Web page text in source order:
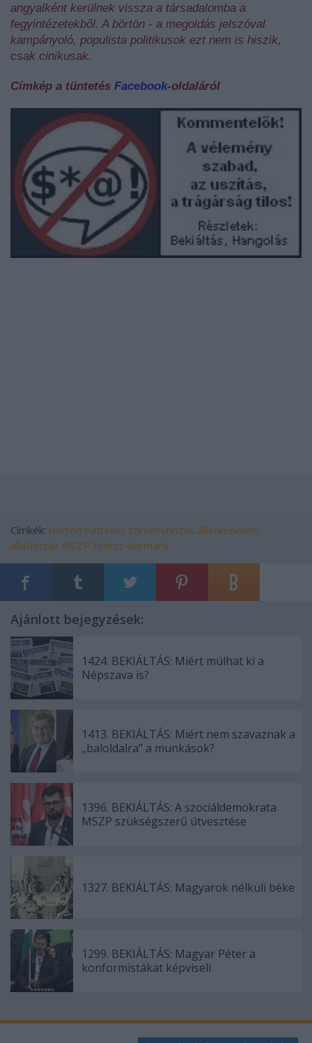
angyalként kerülnek vissza a társadalomba a
fegyintézetekből. A börtön - a megoldás jelszóval
kampányoló, populista politikusok ezt nem is hiszik,
csak cinikusak.
Címkép a tüntetés Facebook-oldaláról
Címkék: börtön tüntetés törvényhozás állatvédelem
állatkínzás MSZP Fidesz-kormány
Ajánlott bejegyzések:
1424. BEKIÁLTÁS: Miért múlhat ki a
Népszava is?
1413. BEKIÁLTÁS: Miért nem szavaznak a
„baloldalra” a munkások?
1396. BEKIÁLTÁS: A szociáldemokrata
MSZP szükségszerű útvesztése
1327. BEKIÁLTÁS: Magyarok nélküli béke
1299. BEKIÁLTÁS: Magyar Péter a
konformistákat képviseli